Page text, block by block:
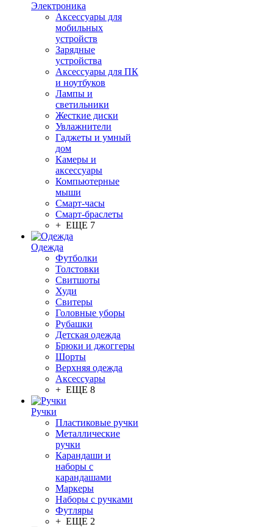
Электроника
Аксессуары для
мобильных
устройств
Зарядные
устройства
Аксессуары для ПК
и ноутбуков
Лампы и
светильники
Жесткие диски
Увлажнители
Гаджеты и умный
дом
Камеры и
аксессуары
Компьютерные
мыши
Смарт-часы
Смарт-браслеты
+ ЕЩЕ 7
Одежда
Футболки
Толстовки
Свитшоты
Худи
Свитеры
Головные уборы
Рубашки
Детская одежда
Брюки и джоггеры
Шорты
Верхняя одежда
Аксессуары
+ ЕЩЕ 8
Ручки
Пластиковые ручки
Металлические
ручки
Карандаши и
наборы с
карандашами
Маркеры
Наборы с ручками
Футляры
+ ЕЩЕ 2